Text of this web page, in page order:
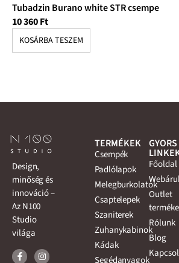
Tubadzin Burano white STR csempe
10 360Ft
KOSÁRBA TESZEM
Design,
minőség és
innováció –
Az N100
Studio
világa
TERMÉKEK
Csempék
Padlólapok
Melegburkolatok
Csaptelepek
Szaniterek
Zuhanykabinok
Kádak
Segédanyagok
GYORS
Főoldal
Outlet
Rólunk
Blog